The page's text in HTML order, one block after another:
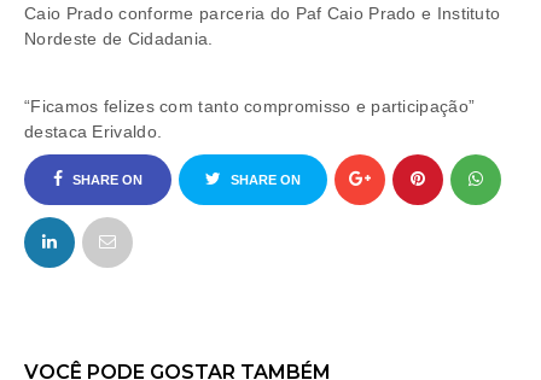
Caio Prado conforme parceria do Paf Caio Prado e Instituto
Nordeste de Cidadania.
“Ficamos felizes com tanto compromisso e participação”
destaca Erivaldo.
SHARE ON
FACEBOOK
SHARE ON
VOCÊ PODE GOSTAR TAMBÉM